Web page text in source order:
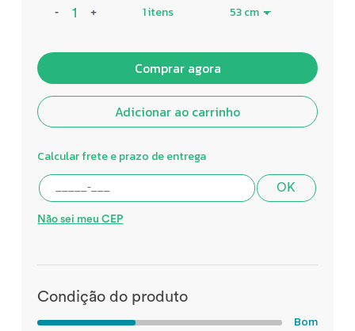
- + 1 itens
Comprar agora
Adicionar ao carrinho
Calcular frete e prazo de entrega
OK
Não sei meu CEP
Condição do produto
Bom